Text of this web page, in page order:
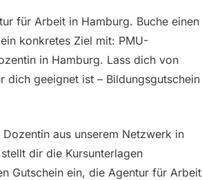
für Arbeit in Hamburg. Buche einen
konkretes Ziel mit: PMU-
in Hamburg. Lass dich von
dich geeignet ist – Bildungsgutschein
aus unserem Netzwerk in
dir die Kursunterlagen
Gutschein ein, die Agentur für Arbeit